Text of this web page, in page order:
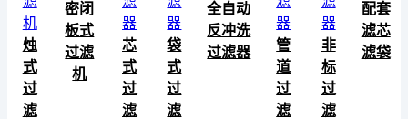
烛
式
过
滤
密闭
板式
过滤
机
芯
式
过
滤
袋
式
过
滤
全自动
反冲洗
过滤器
管
道
过
滤
非
标
过
滤
配套
滤芯
滤袋